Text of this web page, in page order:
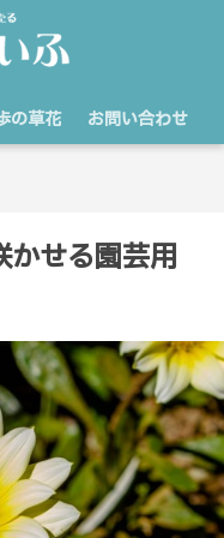
の草花 お問い合わせ
かせる園芸用